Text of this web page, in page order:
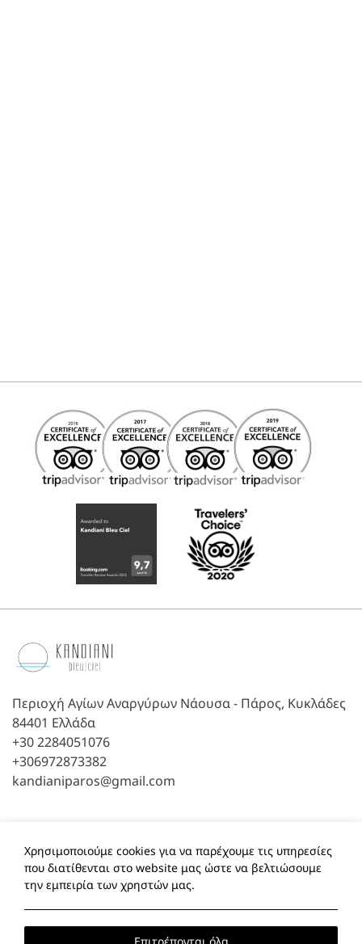
Περιοχή Αγίων Αναργύρων Νάουσα - Πάρος, Κυκλάδες
84401 Ελλάδα
+30 2284051076
+306972873382
kandianiparos@gmail.com
FacebookTripAdvisor
Local Time: 18:13
Χρησιμοποιούμε cookies για να παρέχουμε τις υπηρεσίες
που διατίθενται στο website μας ώστε να βελτιώσουμε
την εμπειρία των χρηστών μας.